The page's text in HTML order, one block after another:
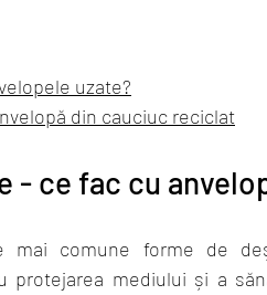
uzate?
din cauciuc reciclat
- ce fac cu
mai comune forme de
protejarea mediului și a